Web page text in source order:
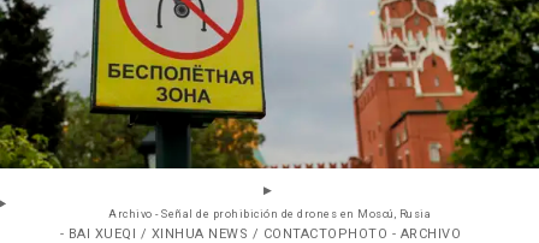
Archivo - Señal de prohibición de drones en Moscú, Rusia
- BAI XUEQI / XINHUA NEWS / CONTACTOPHOTO - ARCHIVO